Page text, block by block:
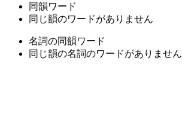
同韻ワード
同じ韻のワードがありません
名詞の同韻ワード
同じ韻の名詞のワードがありません